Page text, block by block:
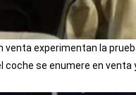
experimentan la
se enumere en